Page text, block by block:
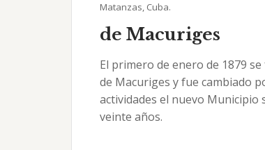
Matanzas, Cuba.
de Macuriges
El primero de enero de 1879
de Macuriges y fue cambiado
actividades el nuevo
veinte años.